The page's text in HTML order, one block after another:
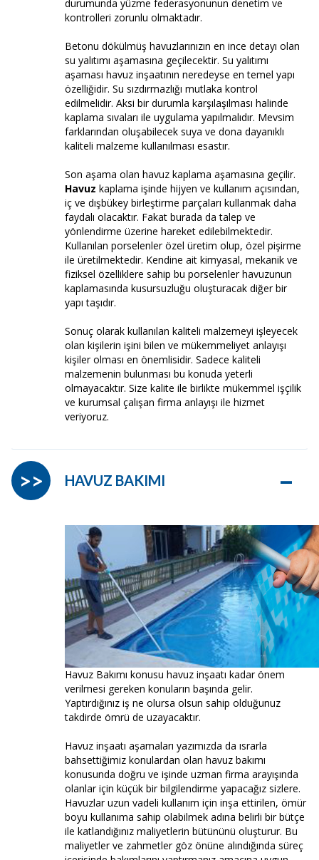
durumunda yüzme federasyonunun denetim ve
kontrolleri zorunlu olmaktadır.
Betonu dökülmüş havuzlarınızın en ince detayı olan
su yalıtımı aşamasına geçilecektir. Su yalıtımı
aşaması havuz inşaatının neredeyse en temel yapı
özelliğidir. Su sızdırmazlığı mutlaka kontrol
edilmelidir. Aksi bir durumla karşılaşılması halinde
kaplama sıvaları ile uygulama yapılmalıdır. Mevsim
farklarından oluşabilecek suya ve dona dayanıklı
kaliteli malzeme kullanılması esastır.
Son aşama olan havuz kaplama aşamasına geçilir.
Havuz kaplama işinde hijyen ve kullanım açısından,
iç ve dışbükey birleştirme parçaları kullanmak daha
faydalı olacaktır. Fakat burada da talep ve
yönlendirme üzerine hareket edilebilmektedir.
Kullanılan porselenler özel üretim olup, özel pişirme
ile üretilmektedir. Kendine ait kimyasal, mekanik ve
fiziksel özelliklere sahip bu porselenler havuzunun
kaplamasında kusursuzluğu oluşturacak diğer bir
yapı taşıdır.
Sonuç olarak kullanılan kaliteli malzemeyi işleyecek
olan kişilerin işini bilen ve mükemmeliyet anlayışı
kişiler olması en önemlisidir. Sadece kaliteli
malzemenin bulunması bu konuda yeterli
olmayacaktır. Size kalite ile birlikte mükemmel işçilik
ve kurumsal çalışan firma anlayışı ile hizmet
veriyoruz.
HAVUZ BAKIMI –
>>
Havuz Bakımı konusu havuz inşaatı kadar önem
verilmesi gereken konuların başında gelir.
Yaptırdığınız iş ne olursa olsun sahip olduğunuz
takdirde ömrü de uzayacaktır.
Havuz inşaatı aşamaları yazımızda da ısrarla
bahsettiğimiz konulardan olan havuz bakımı
konusunda doğru ve işinde uzman firma arayışında
olanlar için küçük bir bilgilendirme yapacağız sizlere.
Havuzlar uzun vadeli kullanım için inşa ettirilen, ömür
boyu kullanıma sahip olabilmek adına belirli bir bütçe
ile katlandığınız maliyetlerin bütününü oluşturur. Bu
maliyetler ve zahmetler göz önüne alındığında süreç